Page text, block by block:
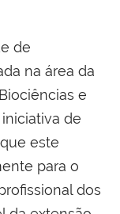
de
na área da
e
de
este
para o
dos